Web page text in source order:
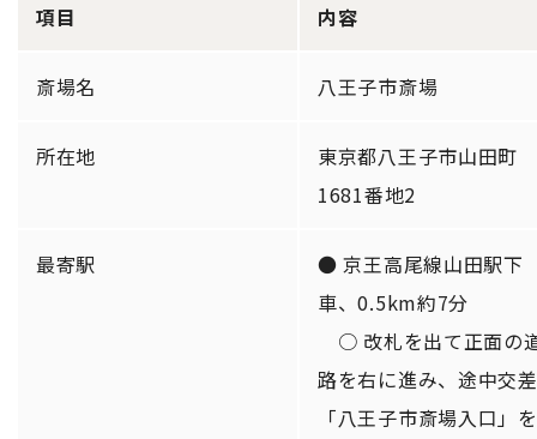
項目 内容
斎場名 八王子市斎場
所在地
東京都八王子市山田町
1681番地2
最寄駅
● 京王高尾線山田駅下
車、0.5km約7分
○ 改札を出て正面の
路を右に進み、途中交
「八王子市斎場入口」